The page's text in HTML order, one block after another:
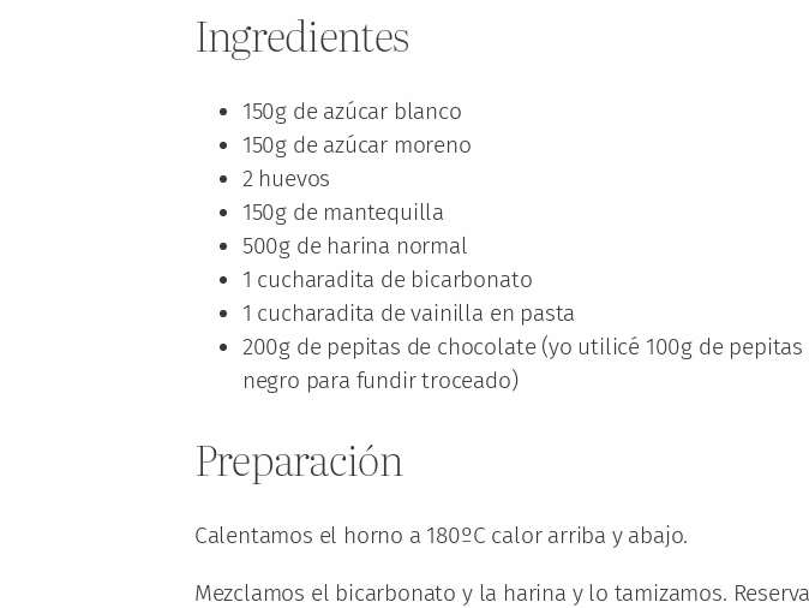
Ingredientes
150g de azúcar blanco
150g de azúcar moreno
2 huevos
150g de mantequilla
500g de harina normal
1 cucharadita de bicarbonato
1 cucharadita de vainilla en pasta
200g de pepitas de chocolate (yo utilicé 100g de
negro para fundir troceado)
Preparación
Calentamos el horno a 180ºC calor arriba y abajo.
Mezclamos el bicarbonato y la harina y lo tamizamos.